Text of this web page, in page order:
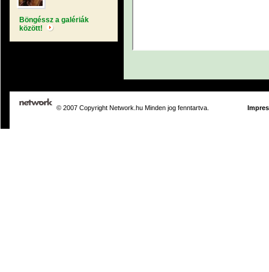
Böngéssz a galériák
között!
© 2007 Copyright Network.hu Minden jog fenntartva.